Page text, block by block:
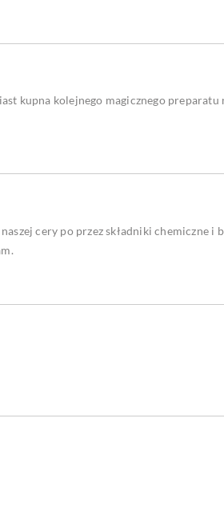
kupna kolejnego magicznego
cery po przez składniki chemiczne